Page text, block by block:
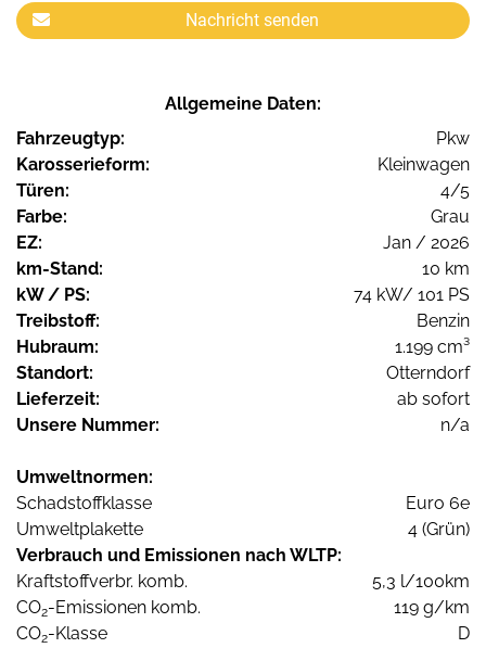
Nachricht senden
Allgemeine Daten:
Fahrzeugtyp:
Pkw
Karosserieform:
Kleinwagen
Türen:
4/5
Farbe:
Grau
EZ:
Jan / 2026
km-Stand:
10 km
kW / PS:
74 kW/ 101 PS
Treibstoff:
Benzin
Hubraum:
1.199 cm³
Standort:
Otterndorf
Lieferzeit:
ab sofort
Unsere Nummer:
n/a
Umweltnormen:
Schadstoffklasse
Euro 6e
Umweltplakette
4 (Grün)
Verbrauch und Emissionen nach WLTP:
Kraftstoffverbr. komb.
5,3 l/100km
CO2-Emissionen komb.
119 g/km
CO2-Klasse D